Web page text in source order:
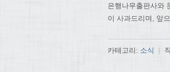
은행나무출판사와
이 사과드리며, 앞
카테고리: 소식 |